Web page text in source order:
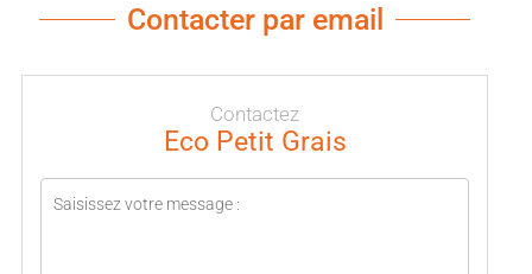
Contacter par email
Contactez
Eco Petit Grais